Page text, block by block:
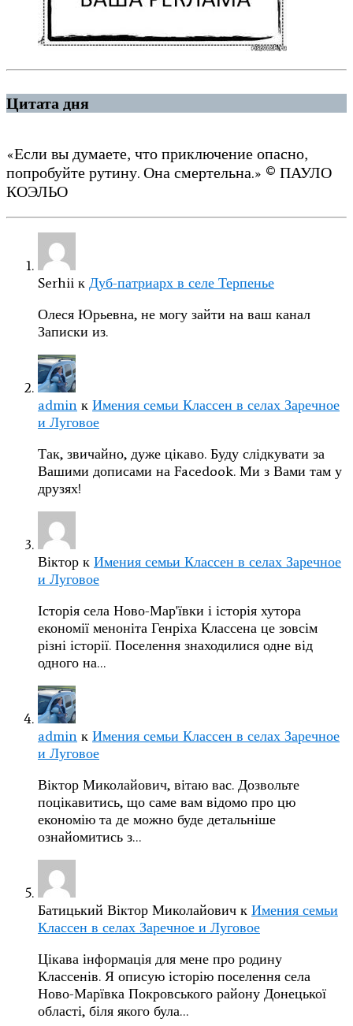
Цитата дня
«Если вы думаете, что приключение опасно,
попробуйте рутину. Она смертельна.» © ПАУЛО
КОЭЛЬО
Serhii к Дуб-патриарх в селе Терпенье
Олеся Юрьевна, не могу зайти на ваш канал
Записки из.
admin к Имения семьи Классен в селах Заречное
и Луговое
Так, звичайно, дуже цікаво. Буду слідкувати за
Вашими дописами на Facedook. Ми з Вами там у
друзях!
Віктор к Имения семьи Классен в селах Заречное
и Луговое
Історія села Ново-Мар'ївки і історія хутора
економії меноніта Генріха Классена це зовсім
різні історії. Поселення знаходилися одне від
одного на…
admin к Имения семьи Классен в селах Заречное
и Луговое
Віктор Миколайович, вітаю вас. Дозвольте
поцікавитись, що саме вам відомо про цю
економію та де можно буде детальніше
ознайомитись з…
Батицький Віктор Миколайович к Имения семьи
Классен в селах Заречное и Луговое
Цікава інформація для мене про родину
Классенів. Я описую історію поселення села
Ново-Марївка Покровського району Донецької
області, біля якого була…